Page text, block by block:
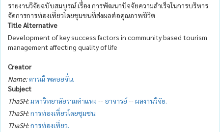
รายงานวิจัยฉบับสมบูรณ์ เรื่อง การพัฒนาปัจจัยความสำเร็จในการบริหาร
จัดการการท่องเที่ยวโดยชุมชนที่ส่งผลต่อคุณภาพชีวิต
Title Alternative
Development of key success factors in community based tourism
management affecting quality of life
Creator
Name:ดารณี พลอยจั่น.
Subject
ThaSH:มหาวิทยาลัยรามคำแหง -- อาจารย์--ผลงานวิจัย.
ThaSH:การท่องเที่ยวโดยชุมชน.
ThaSH:การท่องเที่ยว.